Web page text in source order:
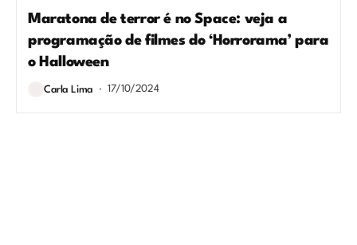
Maratona de terror é no Space: veja a
programação de filmes do ‘Horrorama’ para
o Halloween
Carla Lima 17/10/2024